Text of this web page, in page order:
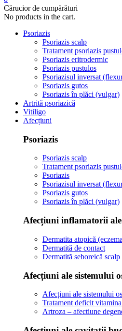
Cărucior de cumpărături
No products in the cart.
Psoriazis
Psoriazis scalp
Tratament psoriazis
Psoriazis eritrodermic
Psoriazis pustulos
Psoriazisul inversat
Psoriazis gutos
Psoriazis în plăci (vulgar)
Artrită psoriazică
Vitiligo
Afecțiuni
Psoriazis
Psoriazis scalp
Tratament psoriazis
Psoriazis
Psoriazisul inversat
Psoriazis gutos
Psoriazis în plăci (vulgar)
Afecțiuni inflamatorii
Dermatita atopică
Dermatită de contact
Dermatită seboreică scalp
Afecțiuni ale sistemului
Afecțiuni ale sistemului
Tratament deficit
Artroza – afectiune